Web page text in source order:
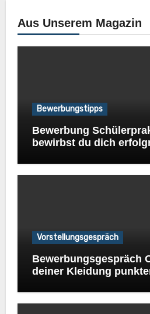
Aus Unserem Magazin
Bewerbungstipps
Bewerbung
bewirbst du dich
Vorstellungsgespräch
Bewerbungsgespräch
deiner Kleidung